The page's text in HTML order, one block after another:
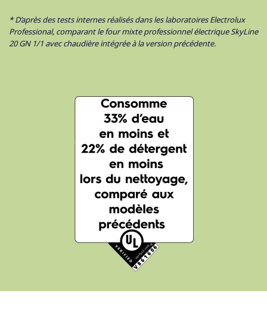
* D’après des tests internes réalisés dans les laboratoires Electrolux
Professional, comparant le four mixte professionnel électrique SkyLine
20 GN 1/1 avec chaudière intégrée à la version précédente.